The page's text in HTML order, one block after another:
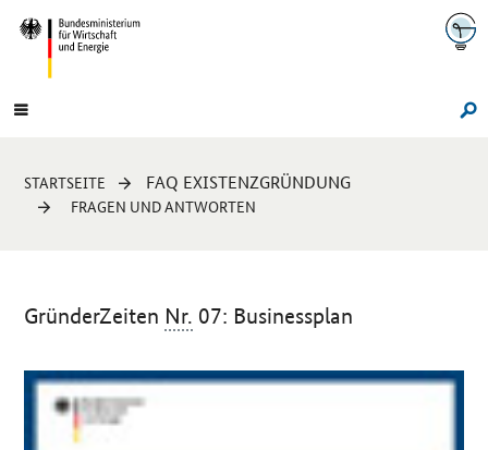
Navigation
Hauptmenü
Sie
sind
STARTSEITE FAQ EXISTENZGRÜNDUNG
FRAGEN UND ANTWORTEN
GründerZeiten Nr. 07: Businessplan